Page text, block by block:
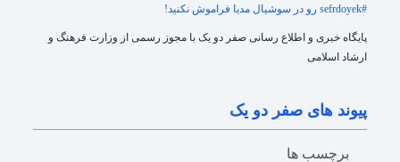
#sefrdoyek رو در سوشیال مدیا فراموش نکنید!
پایگاه خبری و اطلاع رسانی صفر دو یک با مجوز رسمی از وزارت فرهنگ و
ارشاد اسلامی
پیوند های صفر دو یک
برچسب ها